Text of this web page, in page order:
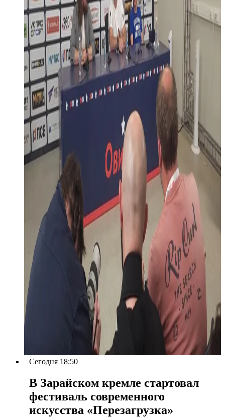
Сегодня 18:50
В Зарайском кремле стартовал
фестиваль современного
искусства «Перезагрузка»